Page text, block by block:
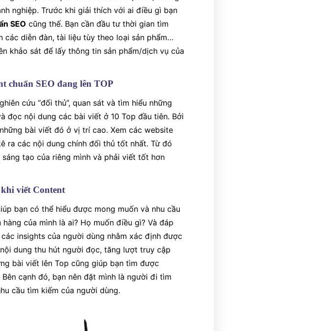
nghiệp. Trước khi giải thích với ai điều gì bạn
SEO cũng thế. Bạn cần đầu tư thời gian tìm
các diễn đàn, tài liệu tùy theo loại sản phẩm…
khảo sát để lấy thông tin sản phẩm/dịch vụ của
chuẩn SEO đang lên TOP
cứu “đối thủ”, quan sát và tìm hiểu những
đọc nội dung các bài viết ở 10 Top đầu tiên. Bởi
bài viết đó ở vị trí cao. Xem các website
ra các nội dung chính đối thủ tốt nhất. Từ đó
tạo của riêng mình và phải viết tốt hơn
viết Content
bạn có thể hiểu được mong muốn và nhu cầu
của mình là ai? Họ muốn điều gì? Và đáp
insights của người dùng nhằm xác định được
dung thu hút người đọc, tăng lượt truy cập
bài viết lên Top cũng giúp bạn tìm được
cạnh đó, bạn nên đặt mình là người đi tìm
cầu tìm kiếm của người dùng.